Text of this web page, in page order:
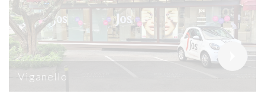
Viganello